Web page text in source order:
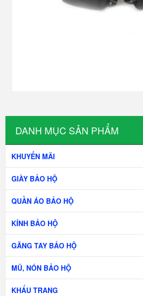
DANH MỤC SẢN PHẨM
KHUYẾN MÃI
GIÀY BẢO HỘ
QUẦN ÁO BẢO HỘ
KÍNH BẢO HỘ
GĂNG TAY BẢO HỘ
MŨ, NÓN BẢO HỘ
KHẨU TRANG